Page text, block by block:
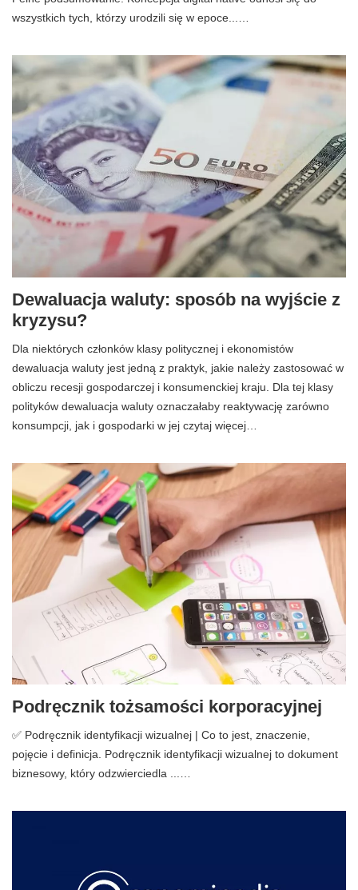
wszystkich tych, którzy urodzili się w epoce...…
Dewaluacja waluty: sposób na wyjście z
kryzysu?
Dla niektórych członków klasy politycznej i ekonomistów
dewaluacja waluty jest jedną z praktyk, jakie należy zastosować w
obliczu recesji gospodarczej i konsumenckiej kraju. Dla tej klasy
polityków dewaluacja waluty oznaczałaby reaktywację zarówno
konsumpcji, jak i gospodarki w jej czytaj więcej…
Podręcznik tożsamości korporacyjnej
✅ Podręcznik identyfikacji wizualnej | Co to jest, znaczenie,
pojęcie i definicja. Podręcznik identyfikacji wizualnej to dokument
biznesowy, który odzwierciedla ...…